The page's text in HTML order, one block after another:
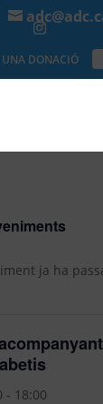
UNA DONACIÓ
ja ha
- 18:00